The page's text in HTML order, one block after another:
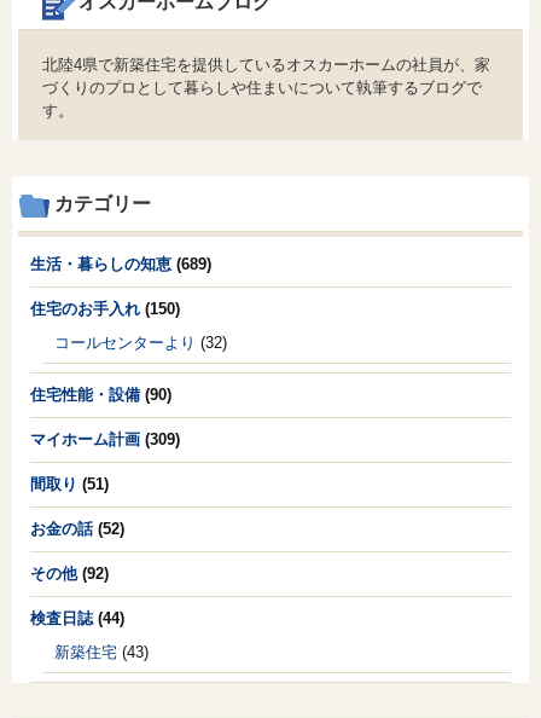
北陸4県で新築住宅を提供しているオスカーホームの社員が、家
づくりのプロとして暮らしや住まいについて執筆するブログで
す。
カテゴリー
生活・暮らしの知恵 (689)
住宅のお手入れ (150)
コールセンターより (32)
住宅性能・設備 (90)
マイホーム計画 (309)
間取り (51)
お金の話(52)
その他(92)
検査日誌 (44)
新築住宅 (43)